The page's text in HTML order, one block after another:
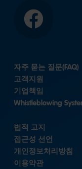
페이브북
자주 묻는 질문(FAQ)
고객지원
기업책임
Whistleblowing
법적 고지
접근성 선언
개인정보처리방침
이용약관